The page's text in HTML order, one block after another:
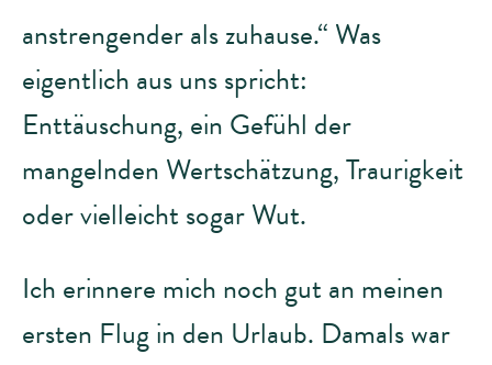
anstrengender als zuhause.“ Was
eigentlich aus uns spricht:
Enttäuschung, ein Gefühl der
mangelnden Wertschätzung, Traurigkeit
oder vielleicht sogar Wut.
Ich erinnere mich noch gut an meinen
ersten Flug in den Urlaub. Damals war